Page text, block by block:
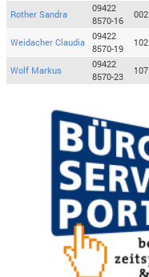
Rother Sandra
09422
8570-16
002
Weidacher Claudia
09422
8570-19
102
Wolf Markus
09422
8570-23
107